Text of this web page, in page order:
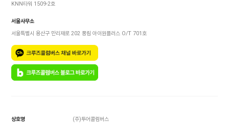
KNN타워 1509-2호
서울사무소
서울특별시 용산구 만리재로 202 풍림 아이원플러스 O/T 701호
상호명
(주)투어콜럼버스